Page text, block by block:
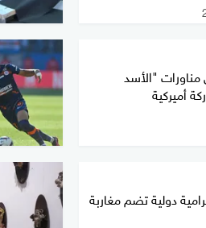
"الأسد
أميركية
دولية تضم مغاربة